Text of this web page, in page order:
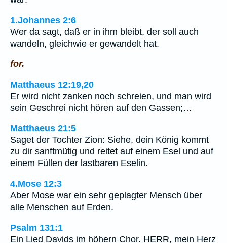
1.Johannes 2:6
Wer da sagt, daß er in ihm bleibt, der soll auch
wandeln, gleichwie er gewandelt hat.
for.
Matthaeus 12:19,20
Er wird nicht zanken noch schreien, und man wird
sein Geschrei nicht hören auf den Gassen;…
Matthaeus 21:5
Saget der Tochter Zion: Siehe, dein König kommt
zu dir sanftmütig und reitet auf einem Esel und auf
einem Füllen der lastbaren Eselin.
4.Mose 12:3
Aber Mose war ein sehr geplagter Mensch über
alle Menschen auf Erden.
Psalm 131:1
Ein Lied Davids im höhern Chor. HERR, mein Herz